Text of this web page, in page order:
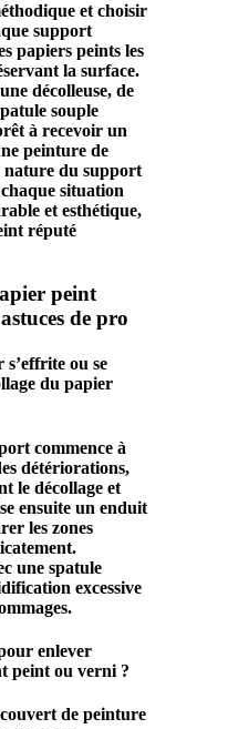
et choisir
support
papiers peints les
la surface.
décolleuse, de
souple
à recevoir un
peinture de
nature du support
situation
et esthétique,
réputé
peint
de pro
ou se
du papier
commence à
détériorations,
le décollage et
ensuite un enduit
les zones
une spatule
excessive
enlever
peint ou verni ?
de peinture